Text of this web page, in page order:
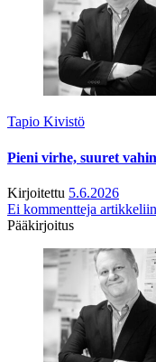
Tapio Kivistö
Pieni virhe, suuret
Kirjoitettu 5.6.2026
Ei kommentteja
Pääkirjoitus